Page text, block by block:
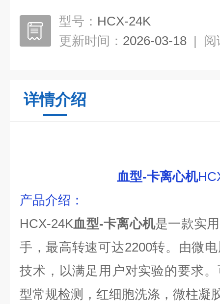
型号： HCX-24K
更新时间： 2026-03-18 | 阅
详情介绍
血型-卡离心机
产品介绍 ：
HCX-24K血型-卡离心机是一款实
手，最高转速可达2200转。由微
技术，以满足用户对实验的要求
型常规检测，红细胞洗涤，微柱凝